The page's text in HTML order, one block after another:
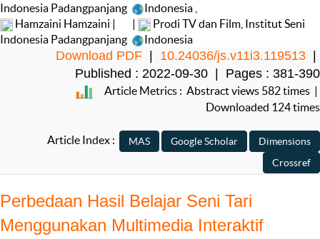
Indonesia Padangpanjang
Indonesia
Hamzaini Hamzaini |
|
Prodi TV dan Film, Institut Seni
Indonesia Padangpanjang
Indonesia
Download PDF 10.24036/js.v11i3.119513
Published : 2022-09-30 | Pages : 381-390
Article Metrics : Abstract views 582 times |
Downloaded 124 times
Article Index :
Perbedaan Hasil Belajar Seni Tari
Menggunakan Multimedia Interaktif